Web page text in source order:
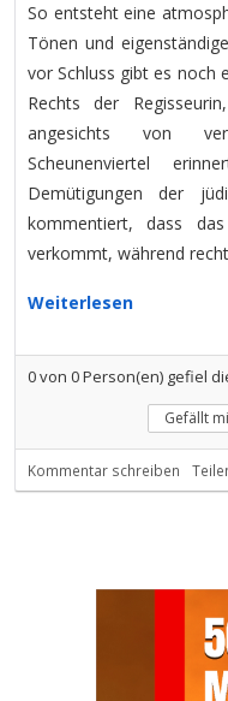
So entsteht eine
Tönen und
vor Schluss gibt es noch
Rechts der
angesichts von
Scheunenviertel
Demütigungen der
kommentiert, dass
verkommt, während
Weiterlesen
0von 0Person(en) gefiel
Gefällt
Kommentar schreiben